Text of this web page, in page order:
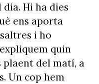
Hi ha dies
ens aporta
i ho
quin
del matí, a
Un cop hem